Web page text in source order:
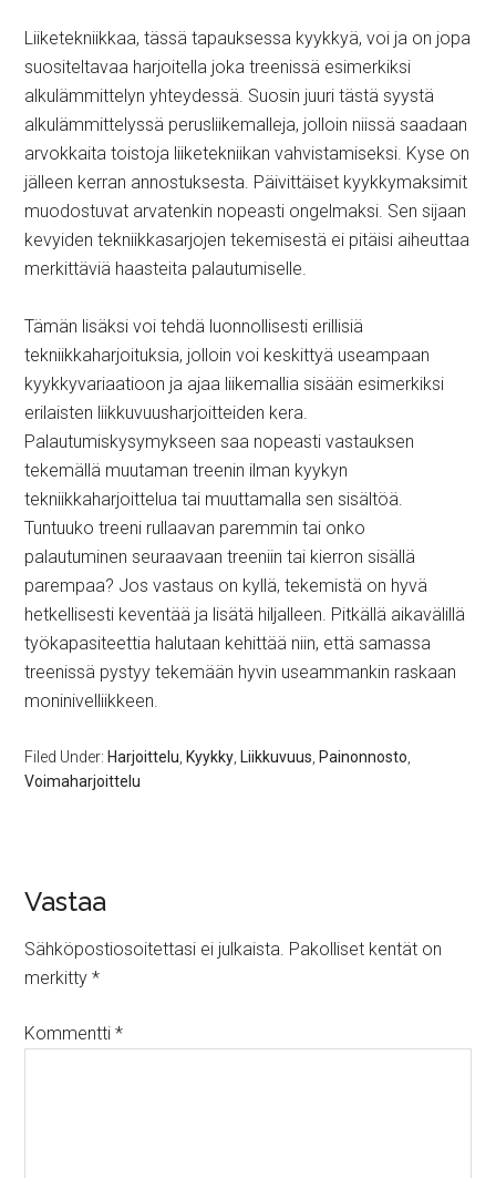
Liiketekniikkaa, tässä tapauksessa kyykkyä, voi ja on jopa
suositeltavaa harjoitella joka treenissä esimerkiksi
alkulämmittelyn yhteydessä. Suosin juuri tästä syystä
alkulämmittelyssä perusliikemalleja, jolloin niissä saadaan
arvokkaita toistoja liiketekniikan vahvistamiseksi. Kyse on
jälleen kerran annostuksesta. Päivittäiset kyykkymaksimit
muodostuvat arvatenkin nopeasti ongelmaksi. Sen sijaan
kevyiden tekniikkasarjojen tekemisestä ei pitäisi aiheuttaa
merkittäviä haasteita palautumiselle.
Tämän lisäksi voi tehdä luonnollisesti erillisiä
tekniikkaharjoituksia, jolloin voi keskittyä useampaan
kyykkyvariaatioon ja ajaa liikemallia sisään esimerkiksi
erilaisten liikkuvuusharjoitteiden kera.
Palautumiskysymykseen saa nopeasti vastauksen
tekemällä muutaman treenin ilman kyykyn
tekniikkaharjoittelua tai muuttamalla sen sisältöä.
Tuntuuko treeni rullaavan paremmin tai onko
palautuminen seuraavaan treeniin tai kierron sisällä
parempaa? Jos vastaus on kyllä, tekemistä on hyvä
hetkellisesti keventää ja lisätä hiljalleen. Pitkällä aikavälillä
työkapasiteettia halutaan kehittää niin, että samassa
treenissä pystyy tekemään hyvin useammankin raskaan
moninivelliikkeen.
Filed Under: Harjoittelu Kyykky Liikkuvuus Painonnosto
Voimaharjoittelu
Vastaa
Sähköpostiosoitettasi ei julkaista. Pakolliset kentät on
merkitty*
Kommentti*